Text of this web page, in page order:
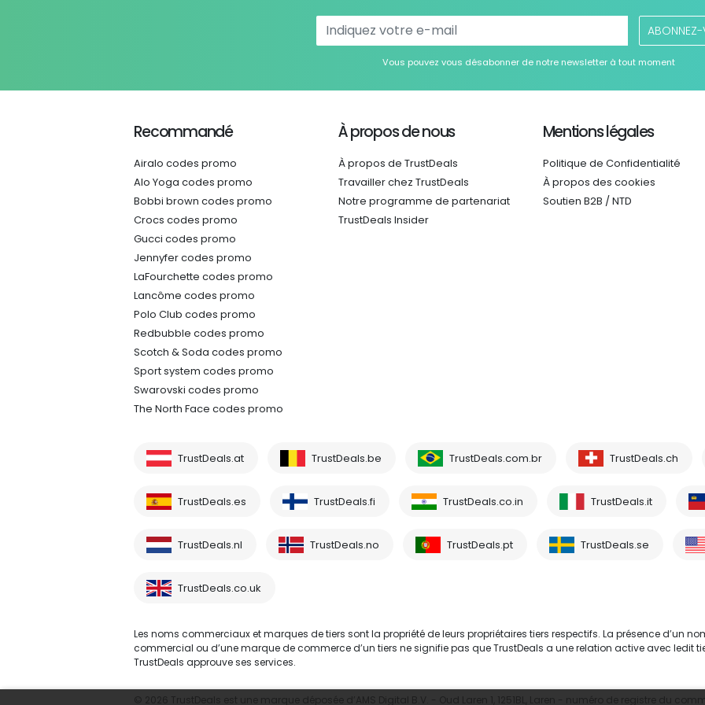
Vous pouvez vous désabonner de notre newsletter à tout moment
Recommandé
Airalo codes promo
Alo Yoga codes promo
Bobbi brown codes promo
Crocs codes promo
Gucci codes promo
Jennyfer codes promo
LaFourchette codes promo
Lancôme codes promo
Polo Club codes promo
Redbubble codes promo
Scotch & Soda codes promo
Sport system codes promo
Swarovski codes promo
The North Face codes promo
À propos de nous
À propos de TrustDeals
Travailler chez TrustDeals
Notre programme de partenariat
TrustDeals Insider
Mentions légales
Politique de Confidentialité
À propos des cookies
Soutien B2B / NTD
TrustDeals.at TrustDeals.be TrustDeals.com.br TrustDeals.ch
TrustDeals.es TrustDeals.fi TrustDeals.co.in TrustDeals.it
TrustDeals.nl TrustDeals.no TrustDeals.pt TrustDeals.se
TrustDeals.co.uk
Les noms commerciaux et marques de tiers sont la propriété de leurs propriétaires tiers respectifs. La présence d’un
commercial ou d’une marque de commerce d’un tiers ne signifie pas que TrustDeals a une relation active avec ledit
TrustDeals approuve ses services.